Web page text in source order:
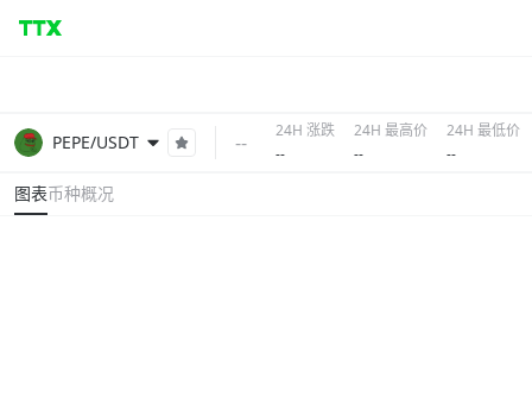
PEPE/USDT --
24H 涨跌
--
24H 最高价
--
24H 最低价
--
图表币种概况